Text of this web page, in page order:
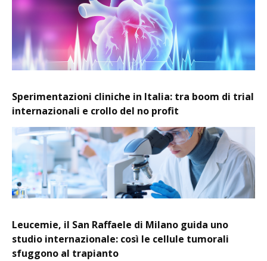
Sperimentazioni cliniche in Italia: tra boom di trial
internazionali e crollo del no profit
Leucemie, il San Raffaele di Milano guida uno
studio internazionale: così le cellule tumorali
sfuggono al trapianto